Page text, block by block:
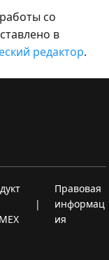
со
в
редактор.
|
Правовая
информац
ия